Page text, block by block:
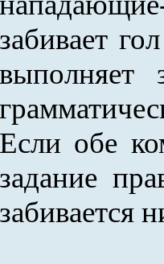
забивает
выполняет
Если обе
задание
забивается